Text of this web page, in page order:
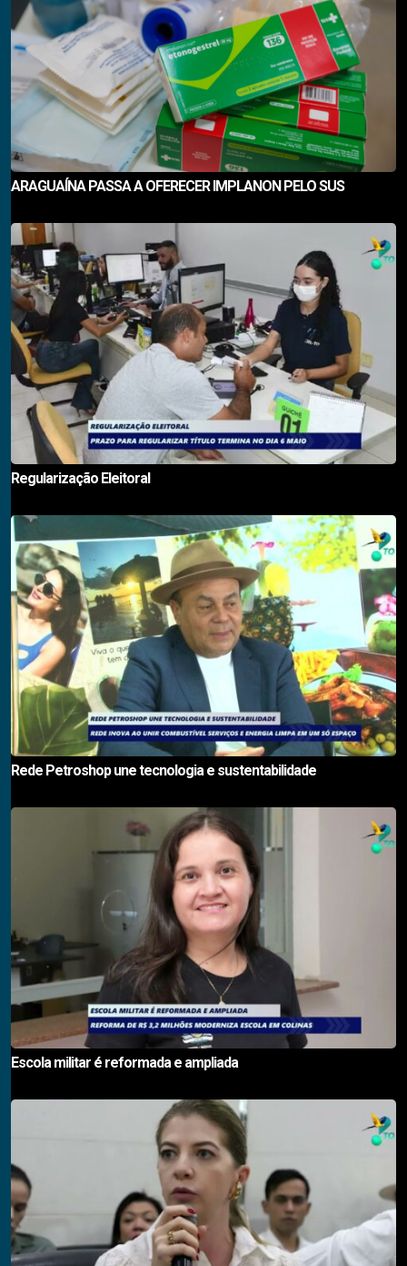
ARAGUAÍNA PASSA A OFERECER IMPLANON PELO SUS
Regularização Eleitoral
Rede Petroshop une tecnologia e sustentabilidade
Escola militar é reformada e ampliada